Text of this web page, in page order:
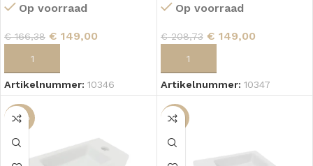
Op voorraad
€166,38 € 149,00
Artikelnummer: 10346
Op voorraad
€208,73 € 149,00
Artikelnummer: 10347
-29% -10%